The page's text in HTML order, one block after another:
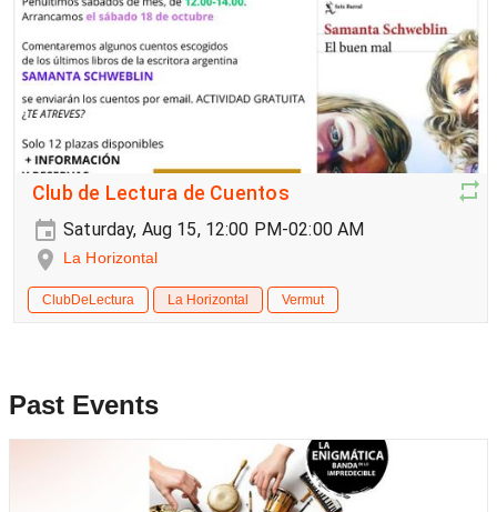
Club de Lectura de Cuentos
Saturday, Aug 15, 12:00 PM-02:00 AM
La Horizontal
ClubDeLectura La Horizontal Vermut
Past Events